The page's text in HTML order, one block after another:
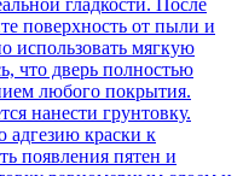
поверхность от пыли и
использовать мягкую
что дверь полностью
любого покрытия.
нанести грунтовку.
адгезию краски к
появления пятен и